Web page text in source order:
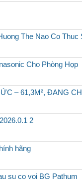
The Nao Co Thuc
Cho Phòng Họp
– 61,3M², ĐANG
2
hãng
su co voi BG Pathum